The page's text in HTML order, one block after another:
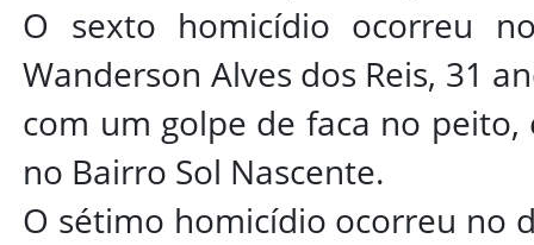
O sexto homicídio ocorreu
Wanderson Alves dos Reis, 31
com um golpe de faca no
no Bairro Sol Nascente.
O sétimo homicídio ocorreu no